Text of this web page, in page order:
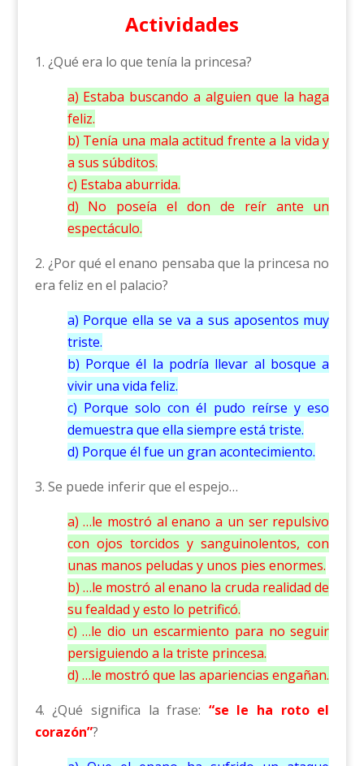
Actividades
1. ¿Qué era lo que tenía la princesa?
a) Estaba buscando a alguien que la haga
feliz.
b) Tenía una mala actitud frente a la vida y
a sus súbditos.
c) Estaba aburrida.
d) No poseía el don de reír ante un
espectáculo.
2. ¿Por qué el enano pensaba que la princesa no
era feliz en el palacio?
a) Porque ella se va a sus aposentos muy
triste.
b) Porque él la podría llevar al bosque a
vivir una vida feliz.
c) Porque solo con él pudo reírse y eso
demuestra que ella siempre está triste.
d) Porque él fue un gran acontecimiento.
3. Se puede inferir que el espejo…
a) …le mostró al enano a un ser repulsivo
con ojos torcidos y sanguinolentos, con
unas manos peludas y unos pies enormes.
b) …le mostró al enano la cruda realidad de
su fealdad y esto lo petrificó.
c) …le dio un escarmiento para no seguir
persiguiendo a la triste princesa.
d) …le mostró que las apariencias engañan.
4. ¿Qué significa la frase: “se le ha roto el
corazón”?